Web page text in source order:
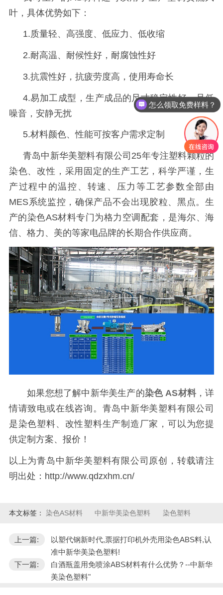
叶，具体优势如下：
1.质量轻、高强度、低应力、低收缩
2.耐高温、耐候性好，耐腐蚀性好
3.抗震性好，抗疲劳度高，使用寿命长
4.易加工成型，生产成品的尺寸稳定性好，且低
噪音，安静无扰
5.材料颜色、性能可按客户需求定制
青岛中新华美塑料有限公司 25年专注塑料颗粒的
染色、改性，采用固定的生产工艺，科学严谨，生
产过程中的温控、转速、压力等工艺参数全部由
MES系统监控，确保产品不会出现胶粒、黑点。生
产的染色AS材料专门为格力空调配套，是海尔、海
信、格力、美的等家电品牌的长期合作供应商。
如果您想了解中新华美生产的染色 AS材料，详
情请致电或在线咨询。青岛中新华美塑料有限公司
是染色塑料、改性塑料生产制造厂家，可以为您提
供定制方案、报价！
以上为青岛中新华美塑料有限公司原创，转载请注
明出处：http://www.qdzxhm.cn/
本文标签： 染色AS材料 中新华美染色塑料 染色塑料
上一篇:
以塑代钢新时代,票据打印机外壳用染色ABS料,认
准中新华美染色塑料!
下一篇:
白酒瓶盖用免喷涂ABS材料有什么优势？--中新华
美染色塑料"
怎么领取免费样料？